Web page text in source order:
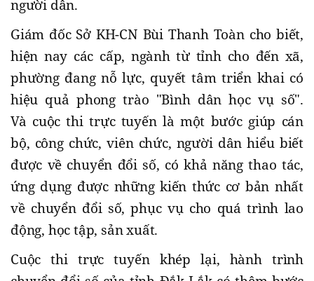
người dân.
Giám đốc Sở KH-CN Bùi Thanh Toàncho biết,
hiện nay các cấp, ngành từ tỉnh cho đến xã,
phường đang nỗ lực, quyết tâm triển khai có
hiệu quả phong trào "Bình dân học vụ số".
Và cuộc thi trực tuyến là một bước giúp cán
bộ, công chức, viên chức, người dân hiểu biết
được về chuyển đổi số, có khả năng thao tác,
ứng dụng được những kiến thức cơ bản nhất
về chuyển đổi số, phục vụ cho quá trình lao
động, học tập, sản xuất.
Cuộc thi trực tuyến khép lại, hành trình